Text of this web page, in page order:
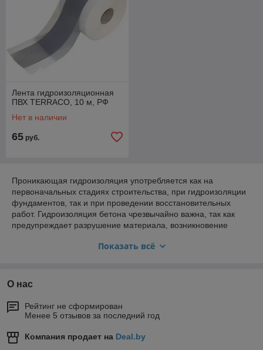
Лента гидроизоляционная
ПВХ TERRACO, 10 м, РФ
Нет в наличии
65 руб.
Проникающая гидроизоляция употребляется как на
первоначальных стадиях строительства, при гидроизоляции
фундаментов, так и при проведении восстановительных
работ. Гидроизоляция бетона чрезвычайно важна, так как
предупреждает разрушение материала, возникновение
благодаря чему влага легко проникает в материал. В
химическую стойкость материалов и предупредить коррозию
Принцип действия
капилляры в материале, сухую гидроизоляционную смесь
разбавляют с водой, пока она не станет достаточно жидкой
Показать всё
О нас
Рейтинг не сформирован
Менее 5 отзывов за последний год
Компания продает на Deal.by